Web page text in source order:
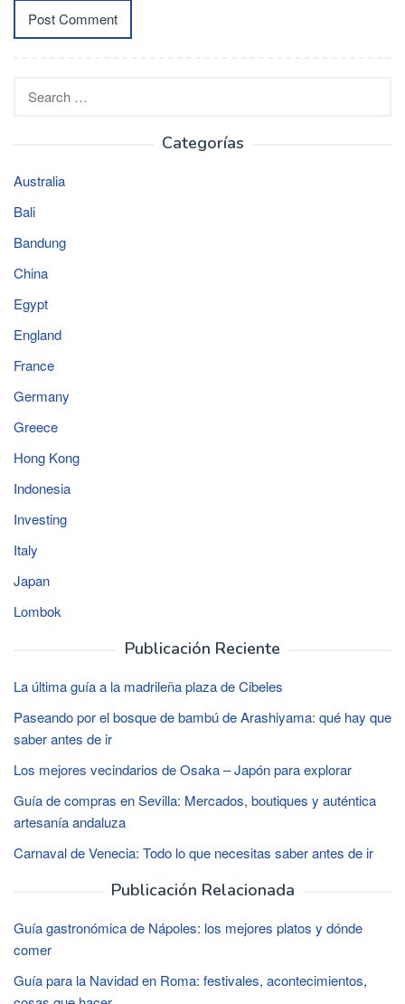
Search
Categorías
Australia
Bali
Bandung
China
Egypt
England
France
Germany
Greece
Hong Kong
Indonesia
Investing
Italy
Japan
Lombok
Publicación Reciente
La última guía a la madrileña plaza de Cibeles
Paseando por el bosque de bambú de Arashiyama: qué hay que
saber antes de ir
Los mejores vecindarios de Osaka – Japón para explorar
Guía de compras en Sevilla: Mercados, boutiques y auténtica
artesanía andaluza
Carnaval de Venecia: Todo lo que necesitas saber antes de ir
Publicación Relacionada
Guía gastronómica de Nápoles: los mejores platos y dónde
comer
Guía para la Navidad en Roma: festivales, acontecimientos,